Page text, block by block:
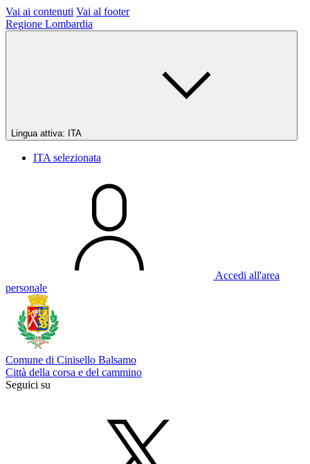
Vai ai contenuti Vai al footer
Regione Lombardia
Lingua attiva: ITA
ITA selezionata
Accedi all'area
personale
Comune di Cinisello Balsamo
Città della corsa e del cammino
Seguici su